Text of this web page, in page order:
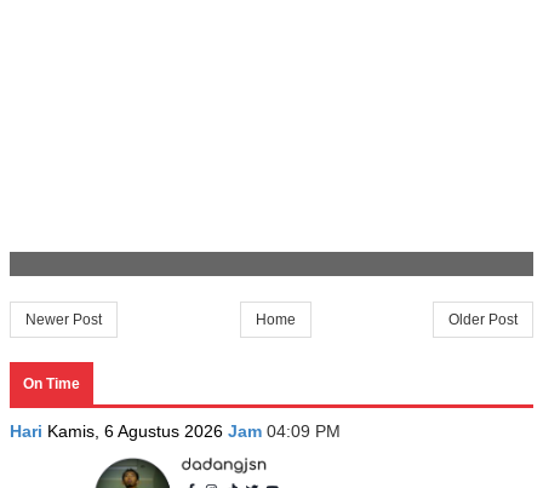
Newer Post Older Post
Home
On Time
Hari Kamis, 6 Agustus 2026 Jam 04:09 PM